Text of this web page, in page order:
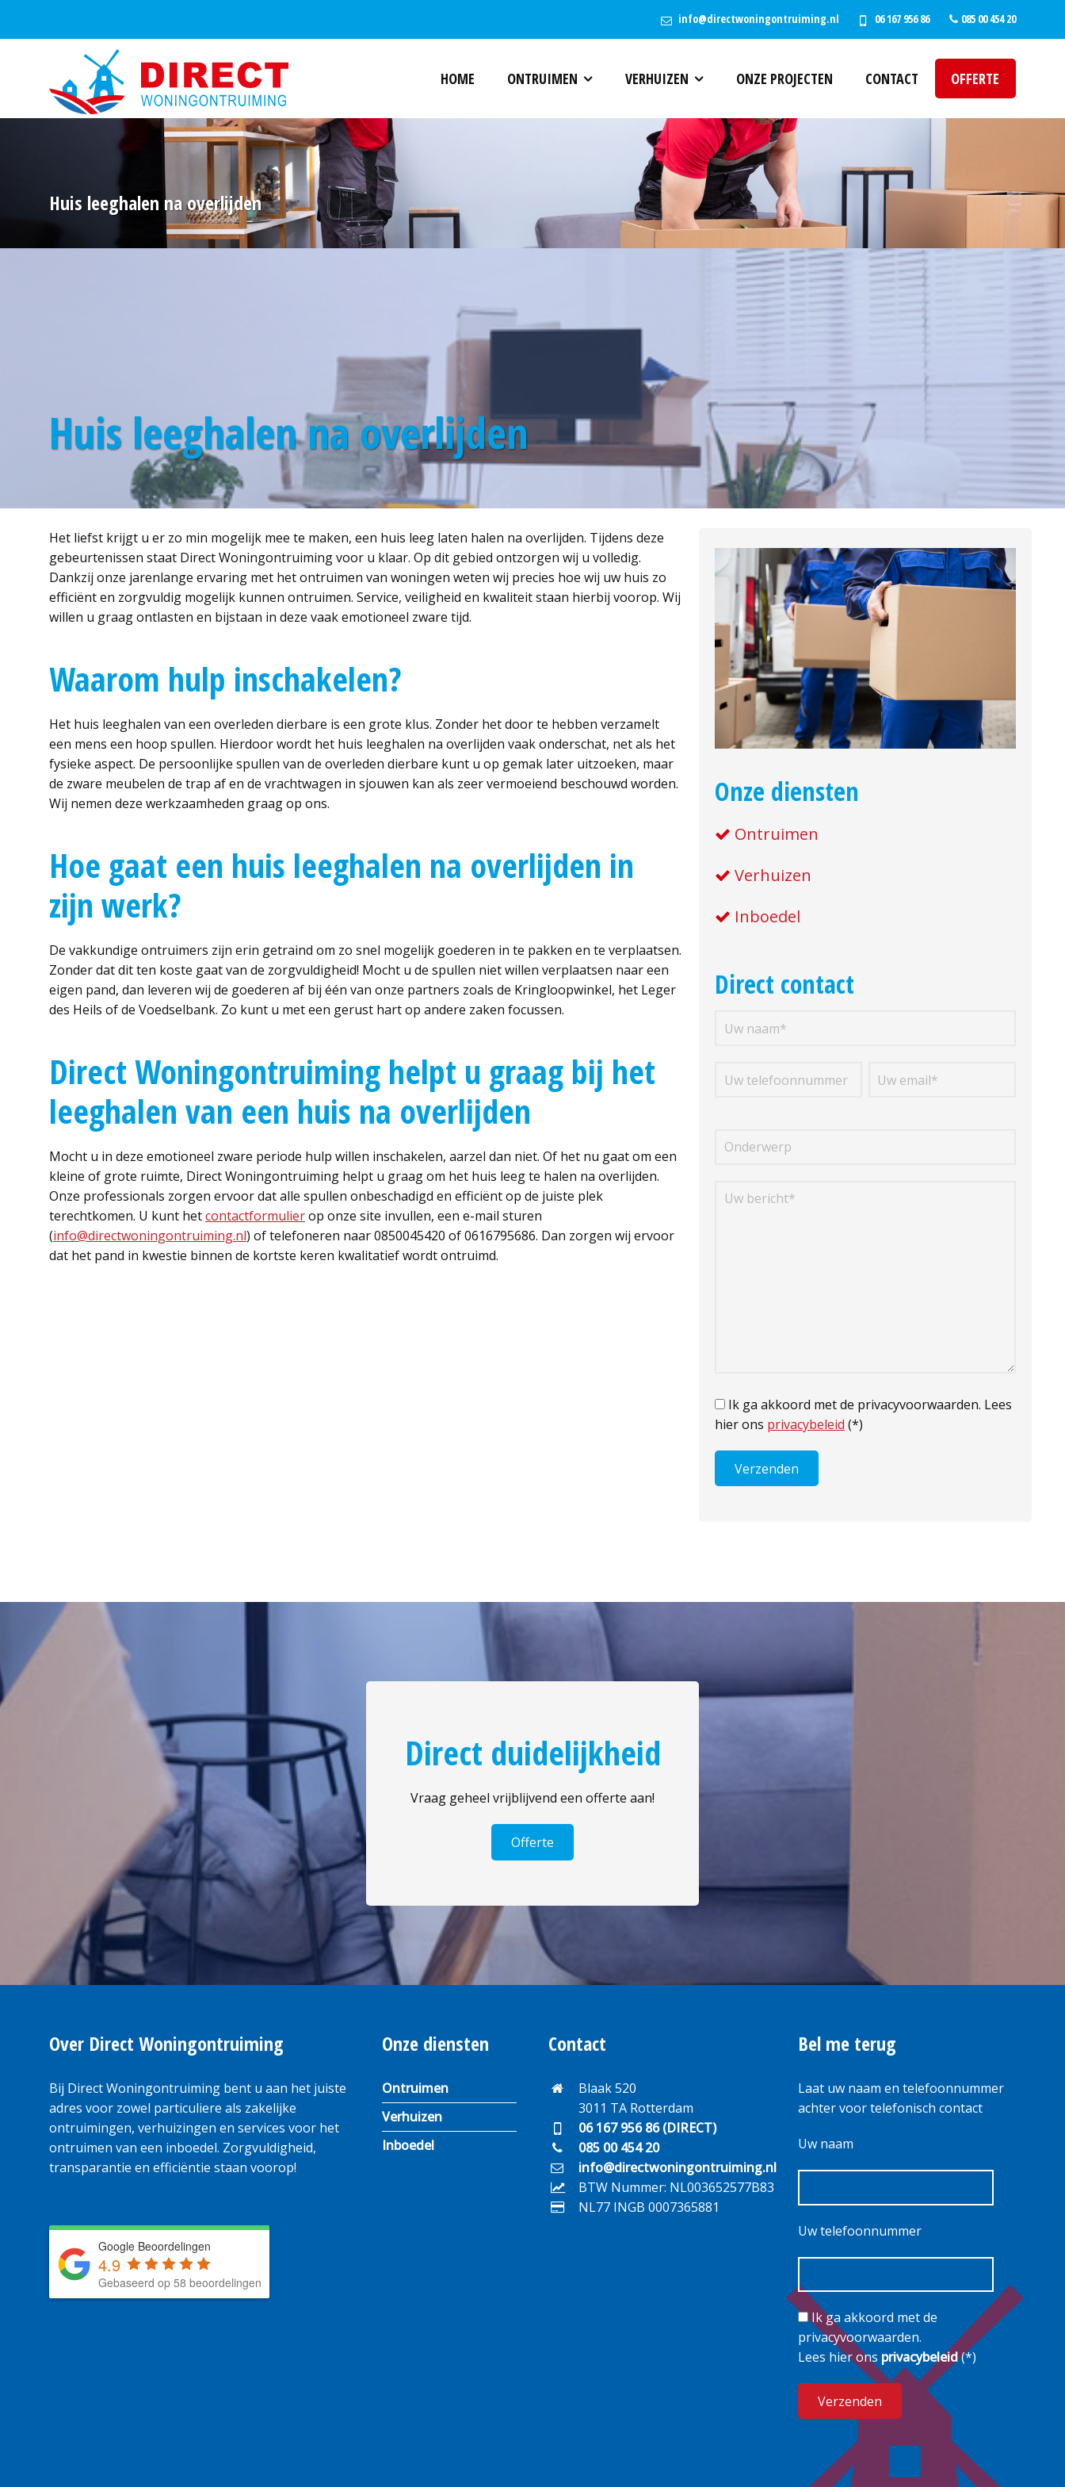
info@directwoningontruiming.nl 06 167 956 86 085 00 454 20
HOME ONTRUIMEN VERHUIZEN ONZE PROJECTEN CONTACT OFFERTE
Huis leeghalen na overlijden
Huis leeghalen na overlijden
Het liefst krijgt u er zo min mogelijk mee te maken, een huis leeg laten halen na overlijden. Tijdens deze
gebeurtenissen staat Direct Woningontruiming voor u klaar. Op dit gebied ontzorgen wij u volledig.
Dankzij onze jarenlange ervaring met het ontruimen van woningen weten wij precies hoe wij uw huis zo
efficiënt en zorgvuldig mogelijk kunnen ontruimen. Service, veiligheid en kwaliteit staan hierbij voorop. Wij
willen u graag ontlasten en bijstaan in deze vaak emotioneel zware tijd.
Waarom hulp inschakelen?
Het huis leeghalen van een overleden dierbare is een grote klus. Zonder het door te hebben verzamelt
een mens een hoop spullen. Hierdoor wordt het huis leeghalen na overlijden vaak onderschat, net als het
fysieke aspect. De persoonlijke spullen van de overleden dierbare kunt u op gemak later uitzoeken, maar
de zware meubelen de trap af en de vrachtwagen in sjouwen kan als zeer vermoeiend beschouwd worden.
Wij nemen deze werkzaamheden graag op ons.
Hoe gaat een huis leeghalen na overlijden in
zijn werk?
De vakkundige ontruimers zijn erin getraind om zo snel mogelijk goederen in te pakken en te verplaatsen.
Zonder dat dit ten koste gaat van de zorgvuldigheid! Mocht u de spullen niet willen verplaatsen naar een
eigen pand, dan leveren wij de goederen af bij één van onze partners zoals de Kringloopwinkel, het Leger
des Heils of de Voedselbank. Zo kunt u met een gerust hart op andere zaken focussen.
Direct Woningontruiming helpt u graag bij het
leeghalen van een huis na overlijden
Mocht u in deze emotioneel zware periode hulp willen inschakelen, aarzel dan niet. Of het nu gaat om een
kleine of grote ruimte, Direct Woningontruiming helpt u graag om het huis leeg te halen na overlijden.
Onze professionals zorgen ervoor dat alle spullen onbeschadigd en efficiënt op de juiste plek
terechtkomen. U kunt hetcontactformulierop onze site invullen, een e-mail sturen
(info@directwoningontruiming.nl) of telefoneren naar 0850045420 of 0616795686. Dan zorgen wij ervoor
dat het pand in kwestie binnen de kortste keren kwalitatief wordt ontruimd.
Onze diensten
Ontruimen
Verhuizen
Inboedel
Direct contact
Ik ga akkoord met de privacyvoorwaarden. Lees
hier ons privacybeleid (*)
Direct duidelijkheid
Vraag geheel vrijblijvend een offerte aan!
Offerte
Over Direct Woningontruiming
Bij Direct Woningontruiming bent u aan het juiste
adres voor zowel particuliere als zakelijke
ontruimingen, verhuizingen en services voor het
ontruimen van een inboedel. Zorgvuldigheid,
transparantie en efficiëntie staan voorop!
Google Beoordelingen
4.9
Gebaseerd op 58 beoordelingen
Onze diensten
Ontruimen
Verhuizen
Inboedel
Contact
Blaak 520
3011 TA Rotterdam
06 167 956 86 (DIRECT)
085 00 454 20
info@directwoningontruiming.nl
BTW Nummer: NL003652577B83
NL77 INGB 0007365881
Bel me terug
Laat uw naam en telefoonnummer
achter voor telefonisch contact
Uw naam
Uw telefoonnummer
Ik ga akkoord met de
privacyvoorwaarden.
Lees hier ons privacybeleid(*)